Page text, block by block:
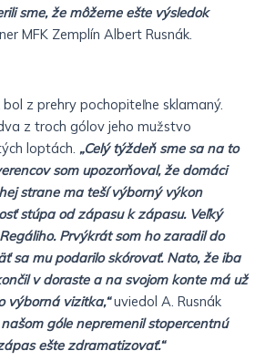
sme, že môžeme ešte výsledok
MFK Zemplín Albert Rusnák.
z prehry pochopiteľne sklamaný.
z troch gólov jeho mužstvo
loptách. „Celý týždeň sme sa na to
som upozorňoval, že domáci
strane ma teší výborný výkon
stúpa od zápasu k zápasu. Veľký
Prvýkrát som ho zaradil do
sa mu podarilo skórovať. Nato, že iba
v doraste a na svojom konte má už
výborná vizitka,“uviedol A. Rusnák
góle nepremenil stopercentnú
ešte zdramatizovať.“